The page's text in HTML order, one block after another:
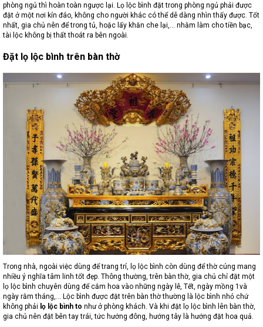
phòng ngủ thì hoàn toàn ngược lại. Lọ lộc bình đặt trong phòng ngủ phải được
đặt ở một nơi kín đáo, không cho người khác có thể dễ dàng nhìn thấy được. Tốt
nhất, gia chủ nên để trong tủ, hoặc lấy khăn che lại,… nhằm làm cho tiền bạc,
tài lộc không bị thất thoát ra bên ngoài.
Đặt lọ lộc bình trên bàn thờ
Trong nhà, ngoài việc dùng để trang trí, lọ lộc bình còn dùng để thờ cúng mang
nhiều ý nghĩa tâm linh tốt đẹp. Thông thường, trên bàn thờ, gia chủ chỉ đặt một
lọ lộc bình chuyên dùng để cắm hoa vào những ngày lễ, Tết, ngày mồng 1và
ngày rằm tháng,… Lộc bình được đặt trên bàn thờ thường là lộc bình nhỏ chứ
không phải lọ lộc bình to như ở phòng khách. Và khi đặt lọ lộc bình lên bàn thờ,
gia chủ nên đặt bên tay trái, tức hướng đông, hướng tây là hướng đặt hoa quả.